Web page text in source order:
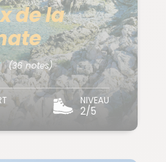
de la
(36 notes)
NIVEAU
2/5